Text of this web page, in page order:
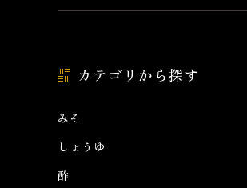
カテゴリから探す
みそ
しょうゆ
酢